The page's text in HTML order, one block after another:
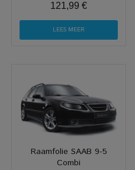
121,99 €
LEES MEER
Raamfolie SAAB 9-5
Combi